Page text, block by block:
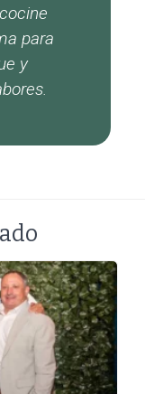
para
y